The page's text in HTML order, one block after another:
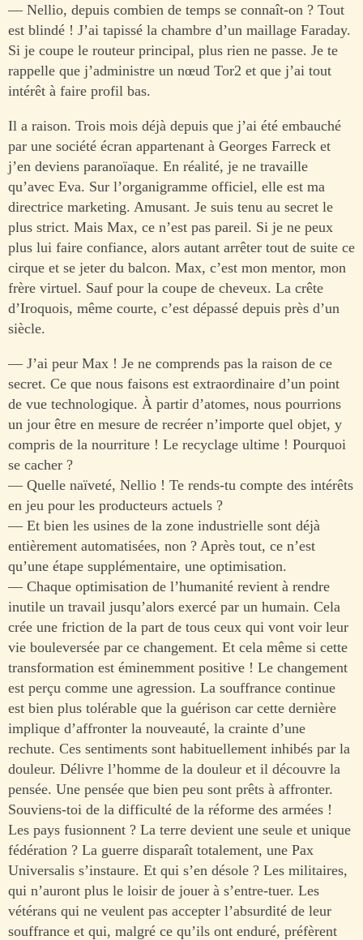
— Nellio, depuis combien de temps se connaît-on ? Tout
est blindé ! J’ai tapissé la chambre d’un maillage Faraday.
Si je coupe le routeur principal, plus rien ne passe. Je te
rappelle que j’administre un nœud Tor2 et que j’ai tout
intérêt à faire profil bas.
Il a raison. Trois mois déjà depuis que j’ai été embauché
par une société écran appartenant à Georges Farreck et
j’en deviens paranoïaque. En réalité, je ne travaille
qu’avec Eva. Sur l’organigramme officiel, elle est ma
directrice marketing. Amusant. Je suis tenu au secret le
plus strict. Mais Max, ce n’est pas pareil. Si je ne peux
plus lui faire confiance, alors autant arrêter tout de suite ce
cirque et se jeter du balcon. Max, c’est mon mentor, mon
frère virtuel. Sauf pour la coupe de cheveux. La crête
d’Iroquois, même courte, c’est dépassé depuis près d’un
siècle.
— J’ai peur Max ! Je ne comprends pas la raison de ce
secret. Ce que nous faisons est extraordinaire d’un point
de vue technologique. À partir d’atomes, nous pourrions
un jour être en mesure de recréer n’importe quel objet, y
compris de la nourriture ! Le recyclage ultime ! Pourquoi
se cacher ?
— Quelle naïveté, Nellio ! Te rends-tu compte des intérêts
en jeu pour les producteurs actuels ?
— Et bien les usines de la zone industrielle sont déjà
entièrement automatisées, non ? Après tout, ce n’est
qu’une étape supplémentaire, une optimisation.
— Chaque optimisation de l’humanité revient à rendre
inutile un travail jusqu’alors exercé par un humain. Cela
crée une friction de la part de tous ceux qui vont voir leur
vie bouleversée par ce changement. Et cela même si cette
transformation est éminemment positive ! Le changement
est perçu comme une agression. La souffrance continue
est bien plus tolérable que la guérison car cette dernière
implique d’affronter la nouveauté, la crainte d’une
rechute. Ces sentiments sont habituellement inhibés par la
douleur. Délivre l’homme de la douleur et il découvre la
pensée. Une pensée que bien peu sont prêts à affronter.
Souviens-toi de la difficulté de la réforme des armées !
Les pays fusionnent ? La terre devient une seule et unique
fédération ? La guerre disparaît totalement, une Pax
Universalis s’instaure. Et qui s’en désole ? Les militaires,
qui n’auront plus le loisir de jouer à s’entre-tuer. Les
vétérans qui ne veulent pas accepter l’absurdité de leur
souffrance et qui, malgré ce qu’ils ont enduré, préfèrent